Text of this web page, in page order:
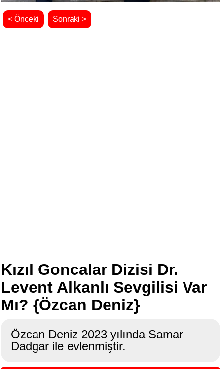
< Önceki Sonraki >
Kızıl Goncalar Dizisi Dr.
Levent Alkanlı Sevgilisi Var
Mı? {Özcan Deniz}
Özcan Deniz 2023 yılında Samar
Dadgar ile evlenmiştir.